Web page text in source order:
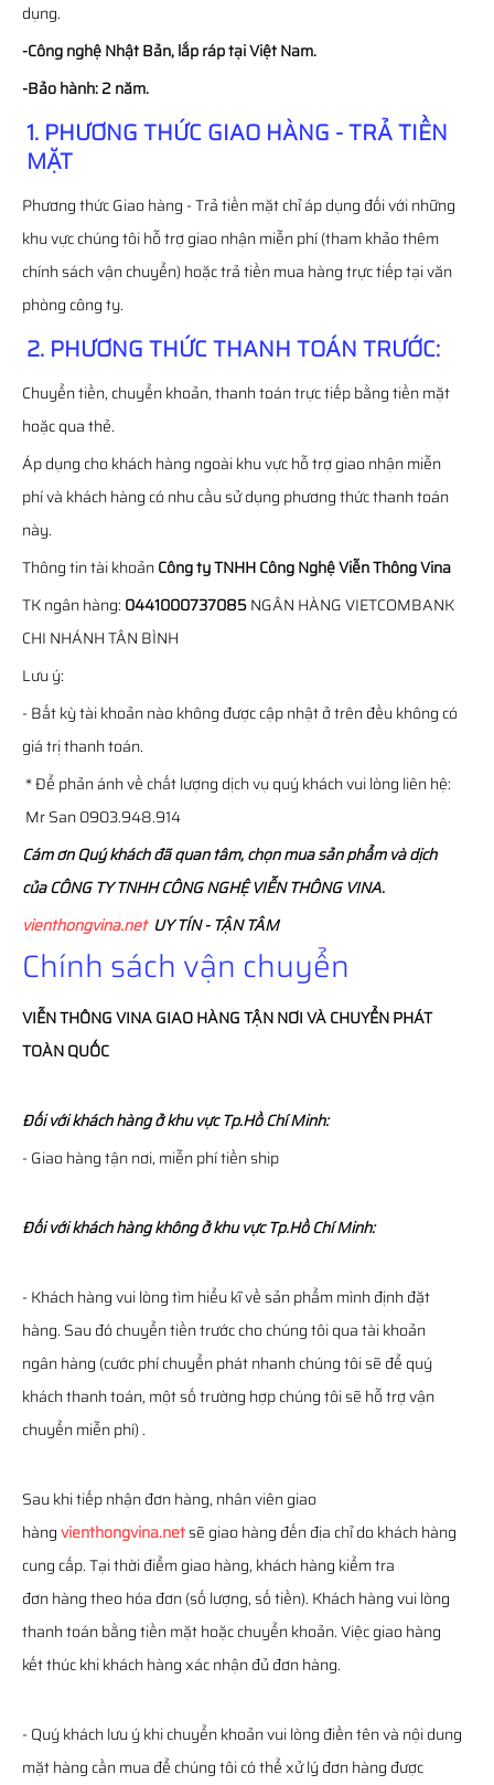
dụng.
-Công nghệ Nhật Bản, lắp ráp tại Việt Nam.
-Bảo hành: 2 năm.
1. PHƯƠNG THỨC GIAO HÀNG - TRẢ TIỀN
MẶT
Phương thức Giao hàng - Trả tiền mặt chỉ áp dụng đối với những
khu vực chúng tôi hỗ trợ giao nhận miễn phí (tham khảo thêm
chính sách vận chuyển) hoặc trả tiền mua hàng trực tiếp tại văn
phòng công ty.
2. PHƯƠNG THỨC THANH TOÁN TRƯỚC:
Chuyển tiền, chuyển khoản, thanh toán trực tiếp bằng tiền mặt
hoặc qua thẻ.
Áp dụng cho khách hàng ngoài khu vực hỗ trợ giao nhận miễn
phí và khách hàng có nhu cầu sử dụng phương thức thanh toán
này.
Thông tin tài khoảnCông ty TNHH Công Nghệ Viễn Thông Vina
TK ngân hàng: 0441000737085NGÂN HÀNG VIETCOMBANK
CHI NHÁNH TÂN BÌNH
Lưu ý:
- Bất kỳ tài khoản nào không được cập nhật ở trên đều không có
giá trị thanh toán.
* Để phản ánh về chất lượng dịch vụ quý khách vui lòng liên hệ:
Mr San 0903.948.914
Cám ơn Quý khách đã quan tâm, chọn mua sản phẩm và dịch
của CÔNG TY TNHH CÔNG NGHỆ VIỄN THÔNG VINA.
vienthongvina.netUY TÍN - TẬN TÂM
Chính sách vận chuyển
VIỄN THÔNGVINAGIAO HÀNG TẬN NƠI VÀ CHUYỂN PHÁT
TOÀN QUỐC
Đối với khách hàng ở khu vực Tp.Hồ Chí Minh:
- Giao hàng tận nơi, miễn phí tiền ship
Đối với khách hàng không ở khu vực Tp.Hồ Chí Minh:
- Khách hàng vui lòng tìm hiểu kĩ về sản phẩm mình định đặt
hàng. Sau đó chuyển tiền trước cho chúng tôi qua tài khoản
ngân hàng (cước phí chuyển phát nhanh chúng tôi sẽ để quý
khách thanh toán, một số trường hợp chúng tôi sẽ hỗ trợ vận
chuyển miễn phí) .
Sau khi tiếp nhận đơn hàng, nhân viên giao
hàngvienthongvina.netsẽ giao hàng đến địa chỉ do khách hàng
cung cấp. Tại thời điểm giao hàng, khách hàng kiểm tra
đơn hàng theo hóa đơn (số lượng, số tiền). Khách hàng vui lòng
thanh toán bằng tiền mặt hoặc chuyển khoản. Việc giao hàng
kết thúc khi khách hàng xác nhận đủ đơn hàng.
- Quý khách lưu ý khi chuyển khoản vui lòng điền tên và nội dung
mặt hàng cần mua để chúng tôi có thể xử lý đơn hàng được